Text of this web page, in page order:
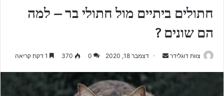
חתולים ביתיים מול חתולי בר – למה
הם שונים ?
צוות דוגלידר
n
דצמבר 18, 2020 0
370